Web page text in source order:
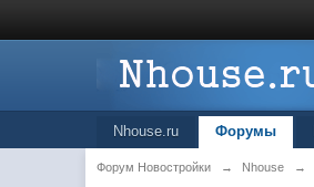
Nhouse.ru Форумы
Форум Новостройки → Nhouse →